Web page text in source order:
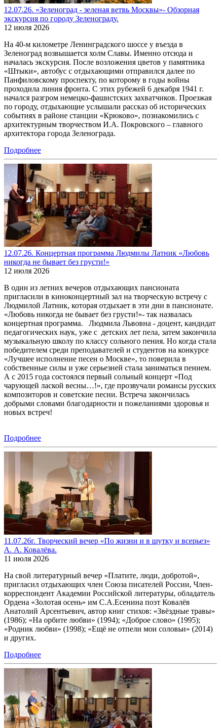
12.07.26. «Зеленоград - зеленая ветвь Москвы»- Обзорная
экскурсия по городу Зеленограду.
12 июля 2026
На 40-м километре Ленинградского шоссе у въезда в
Зеленоград возвышается холм Славы. Именно отсюда и
началась экскурсия. После возложения цветов у памятника
«Штыки», автобус с отдыхающими отправился далее по
Панфиловскому проспекту, по которому в годы войны
проходила линия фронта. С этих рубежей 6 декабря 1941 г.
начался разгром немецко-фашистских захватчиков. Проезжая
по городу, отдыхающие услышали рассказ об исторических
событиях в районе станции «Крюково», познакомились с
архитектурным творчеством И.А. Покровского – главного
архитектора города Зеленограда.
Подробнее
12.07.26. Концертная программа Людмилы Латник «Любовь
никогда не бывает без грусти!»
12 июля 2026
В один из летних вечеров отдыхающих пансионата
пригласили в киноконцертный зал на творческую встречу с
Людмилой Латник, которая отдыхает в эти дни в пансионате.
«Любовь никогда не бывает без грусти!»- так назвалась
концертная программа. Людмила Львовна - доцент, кандидат
педагогических наук, уже с детских лет пела, затем закончила
музыкальную школу по классу сольного пения. Но когда стала
победителем среди преподавателей и студентов на конкурсе
«Лучшее исполнение песен о Москве», то поверила в
собственные силы и уже серьезней стала заниматься пением.
А с 2015 года состоялся первый сольный концерт «Под
чарующей лаской весны…!», где прозвучали романсы русских
композиторов и советские песни. Встреча закончилась
добрыми словами благодарности и пожеланиями здоровья и
новых встреч!
Подробнее
11.07.26г. Творческий вечер «По жизни и в шутку и всерьез»
А. А. Ковалёва.
11 июля 2026
На свой литературный вечер «Платите, люди, добротой»,
пригласил отдыхающих член Союза писателей России, Член-
корреспондент Академии Российской литературы, обладатель
Ордена «Золотая осень» им С.А.Есенина поэт Ковалёв
Анатолий Арсентьевич, автор книг стихов: «Звёздные травы»
(1986); «На орбите любви» (1994); «Доброе слово» (1995);
«Родник любви» (1998); «Ещё не отпели мои соловьи» (2014)
и других.
Подробнее